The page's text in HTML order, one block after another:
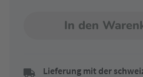
In den
Lieferung mit der